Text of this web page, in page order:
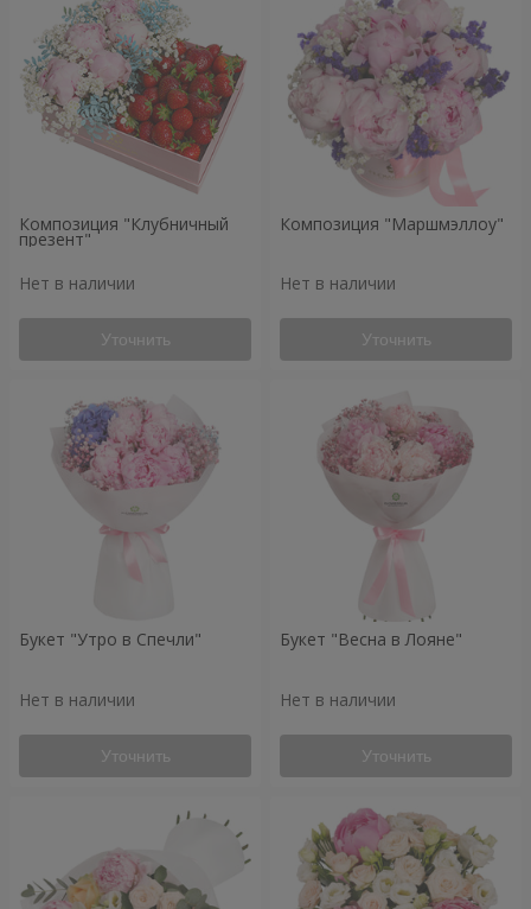
Композиция "Клубничный
презент"
Нет в наличии
Уточнить
Композиция "Маршмэллоу"
Нет в наличии
Уточнить
Букет "Утро в Спечли"
Нет в наличии
Уточнить
Букет "Весна в Лояне"
Нет в наличии
Уточнить